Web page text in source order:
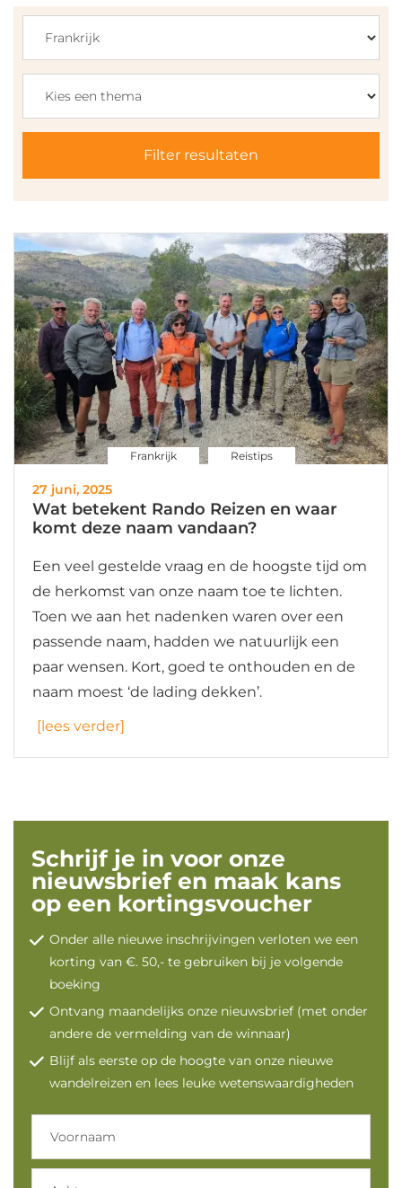
Filter resultaten
Frankrijk Reistips
27 juni, 2025
Wat betekent Rando Reizen en waar
komt deze naam vandaan?
Een veel gestelde vraag en de hoogste tijd om
de herkomst van onze naam toe te lichten.
Toen we aan het nadenken waren over een
passende naam, hadden we natuurlijk een
paar wensen. Kort, goed te onthouden en de
naam moest ‘de lading dekken’.
[lees verder]
Schrijf je in voor onze
nieuwsbrief en maak kans
op een kortingsvoucher
Onder alle nieuwe inschrijvingen verloten we een
korting van €. 50,- te gebruiken bij je volgende
boeking
Ontvang maandelijks onze nieuwsbrief (met onder
andere de vermelding van de winnaar)
Blijf als eerste op de hoogte van onze nieuwe
wandelreizen en lees leuke wetenswaardigheden